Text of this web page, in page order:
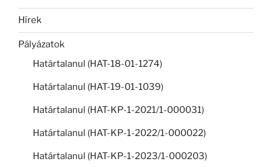
Hírek
Pályázatok
Határtalanul (HAT-18-01-1274)
Határtalanul (HAT-19-01-1039)
Határtalanul (HAT-KP-1-2021/1-000031)
Határtalanul (HAT-KP-1-2022/1-000022)
Határtalanul (HAT-KP-1-2023/1-000203)